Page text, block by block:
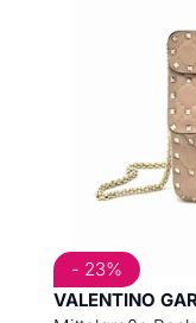
VALENTINO
- 23%